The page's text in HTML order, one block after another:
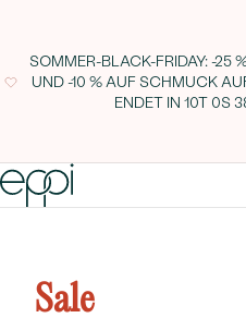
SOMMER-BLACK-FRIDAY: -25
UND -10 % AUF SCHMUCK
ENDET IN 10T 0S
Sale
mit